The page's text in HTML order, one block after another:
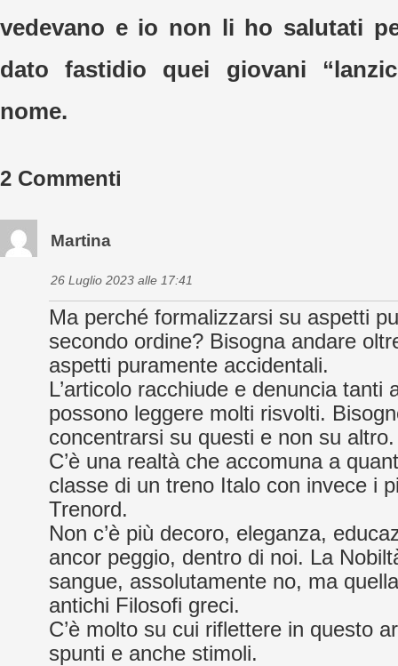
vedevano e io non li ho salutati
dato fastidio quei giovani
nome.
2 Commenti
Martina
26 Luglio 2023 alle 17:41
Ma perché formalizzarsi su aspetti
secondo ordine? Bisogna andare
aspetti puramente accidentali.
L’articolo racchiude e denuncia tanti
possono leggere molti risvolti.
concentrarsi su questi e non su altro.
C’è una realtà che accomuna a
classe di un treno Italo con invece i
Trenord.
Non c’è più decoro, eleganza,
ancor peggio, dentro di noi. La
sangue, assolutamente no, ma
antichi Filosofi greci.
C’è molto su cui riflettere in questo
spunti e anche stimoli.